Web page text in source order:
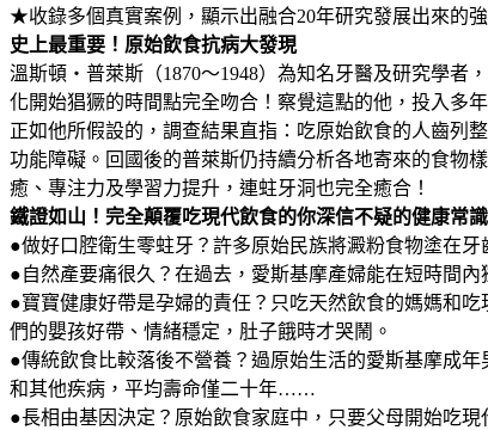
★收錄多個真實案例，顯示出融合20年研究發展出來的
史上最重要！原始飲食抗病大發現
溫斯頓‧普萊斯（1870～1948）為知名牙醫及研究學者
化開始猖獗的時間點完全吻合！察覺這點的他，投入多
正如他所假設的，調查結果直指：吃原始飲食的人齒列
功能障礙。回國後的普萊斯仍持續分析各地寄來的食物
癒、專注力及學習力提升，連蛀牙洞也完全癒合！
鐵證如山！完全顛覆吃現代飲食的你深信不疑的健康常識
●做好口腔衛生零蛀牙？許多原始民族將澱粉食物塗在
●自然產要痛很久？在過去，愛斯基摩產婦能在短時間
●寶寶健康好帶是孕婦的責任？只吃天然飲食的媽媽和
們的嬰孩好帶、情緒穩定，肚子餓時才哭鬧。
●傳統飲食比較落後不營養？過原始生活的愛斯基摩成
和其他疾病，平均壽命僅二十年……
●長相由基因決定？原始飲食家庭中，只要父母開始吃